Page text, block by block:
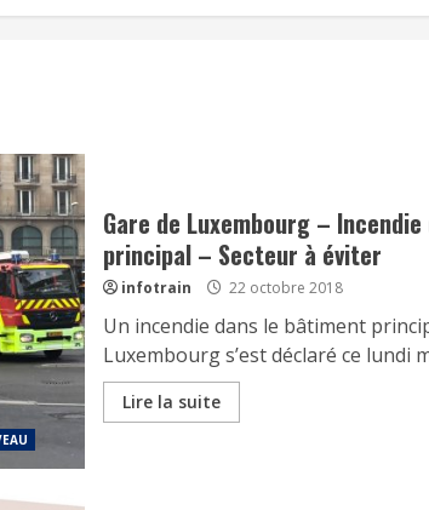
Gare de Luxembourg –
principal – Secteur à éviter
infotrain 22 octobre 2018
Un incendie dans le bâtiment
Luxembourg s’est déclaré ce lundi
Lire la suite